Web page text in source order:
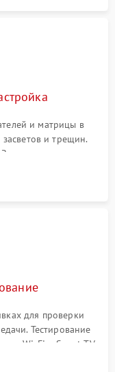
и матрицы в
и трещин.
корпуса.
обеспечения.
для проверки
Тестирование
Wi-Fi и Smart TV
часов.